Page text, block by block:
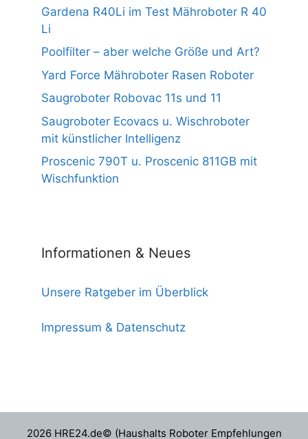
Gardena R40Li im Test Mähroboter R 40
Li
Poolfilter – aber welche Größe und Art?
Yard Force Mähroboter Rasen Roboter
Saugroboter Robovac 11s und 11
Saugroboter Ecovacs u. Wischroboter
mit künstlicher Intelligenz
Proscenic 790T u. Proscenic 811GB mit
Wischfunktion
Informationen & Neues
Unsere Ratgeber im Überblick
Impressum & Datenschutz
2026 HRE24.de© (Haushalts Roboter Empfehlungen